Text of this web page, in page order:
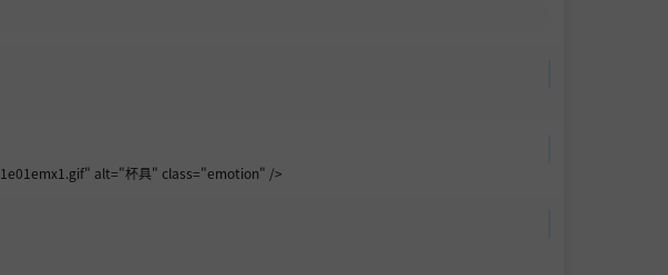
alt="杯具" class="emotion" />